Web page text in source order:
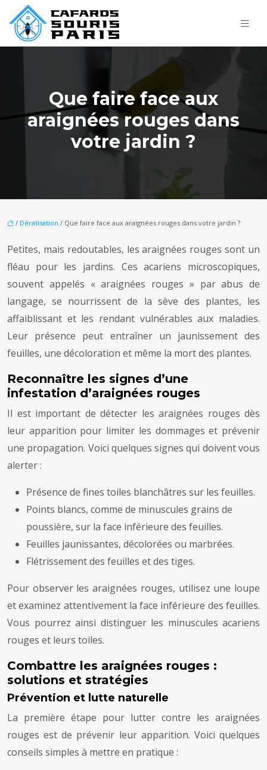
Que faire face aux
araignées rouges dans
votre jardin ?
/ Dératisation / Que faire face aux araignées rouges dans votre jardin ?
Petites, mais redoutables, les araignées rouges sont un
fléau pour les jardins. Ces acariens microscopiques,
souvent appelés « araignées rouges » par abus de
langage, se nourrissent de la sève des plantes, les
affaiblissant et les rendant vulnérables aux maladies.
Leur présence peut entraîner un jaunissement des
feuilles, une décoloration et même la mort des plantes.
Reconnaître les signes d’une
infestation d’araignées rouges
Il est important de détecter les araignées rouges dès
leur apparition pour limiter les dommages et prévenir
une propagation. Voici quelques signes qui doivent vous
alerter :
Présence de fines toiles blanchâtres sur les feuilles.
Points blancs, comme de minuscules grains de
poussière, sur la face inférieure des feuilles.
Feuilles jaunissantes, décolorées ou marbrées.
Flétrissement des feuilles et des tiges.
Pour observer les araignées rouges, utilisez une loupe
et examinez attentivement la face inférieure des feuilles.
Vous pourrez ainsi distinguer les minuscules acariens
rouges et leurs toiles.
Combattre les araignées rouges :
solutions et stratégies
Prévention et lutte naturelle
La première étape pour lutter contre les araignées
rouges est de prévenir leur apparition. Voici quelques
conseils simples à mettre en pratique :